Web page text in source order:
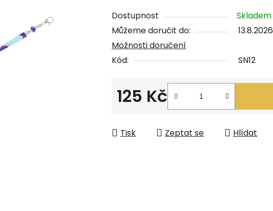
0,0
z
5
hvězdiček.
Dostupnost Skladem
Můžeme doručit do:
13.8.2026
Možnosti doručení
Kód:
SN12
125 Kč
Tisk Zeptat se Hlídat